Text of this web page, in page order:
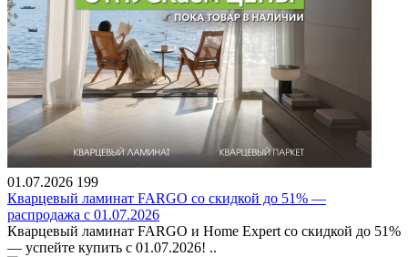
01.07.2026 199
Кварцевый ламинат FARGO со скидкой до 51% —
распродажа с 01.07.2026
Кварцевый ламинат FARGO и Home Expert со скидкой до 51%
— успейте купить с 01.07.2026! ..